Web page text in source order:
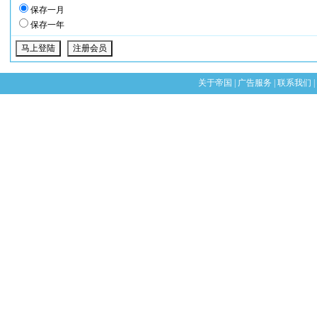
保存一月
保存一年
关于帝国 广告服务 联系我们